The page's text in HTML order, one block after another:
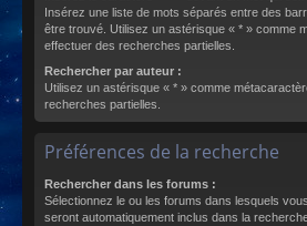
Insérez une liste de mots séparés entre des
être trouvé. Utilisez un astérisque « * » comme
effectuer des recherches partielles.
Rechercher par auteur :
Utilisez un astérisque « * » comme
recherches partielles.
Préférences de la recherche
Rechercher dans les forums :
Sélectionnez le ou les forums dans lesquels
seront automatiquement inclus dans la